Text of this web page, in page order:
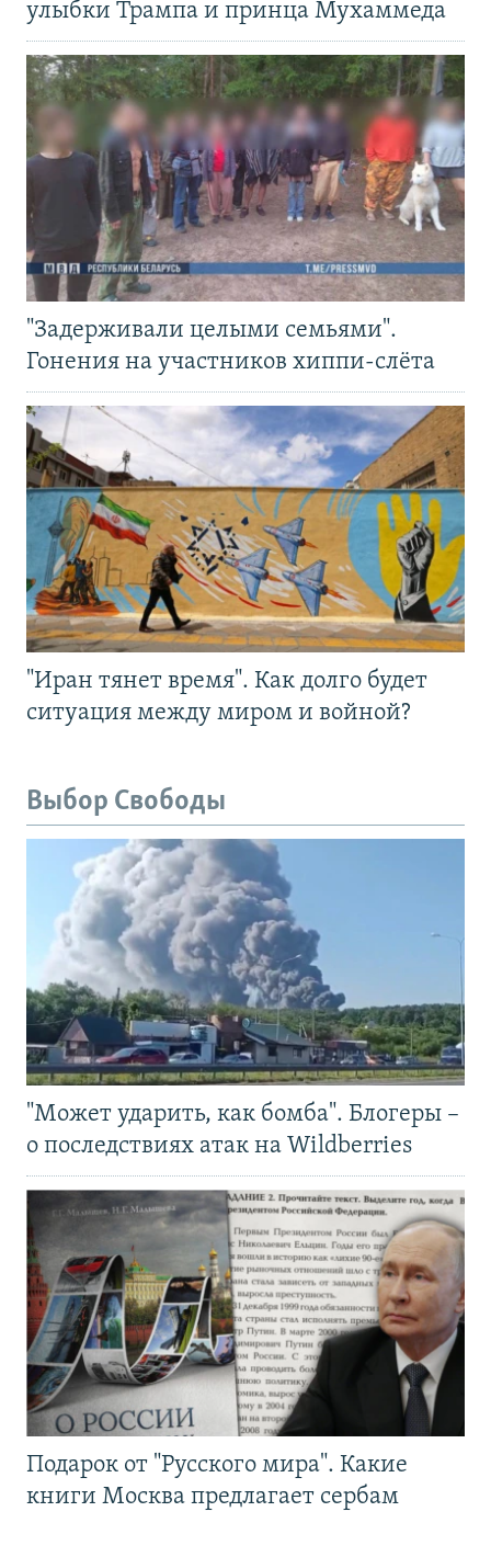
улыбки Трампа и принца Мухаммеда
"Задерживали целыми семьями".
Гонения на участников хиппи-слёта
"Иран тянет время". Как долго будет
ситуация между миром и войной?
Выбор Свободы
"Может ударить, как бомба". Блогеры –
о последствиях атак на Wildberries
Подарок от "Русского мира". Какие
книги Москва предлагает сербам